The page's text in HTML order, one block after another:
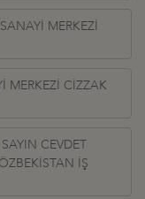
MERKEZİ
MERKEZİ CİZZAK
CEVDET
İŞ